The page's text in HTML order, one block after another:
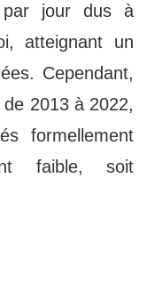
jour dus à
atteignant un
Cependant,
2013 à 2022,
formellement
faible, soit